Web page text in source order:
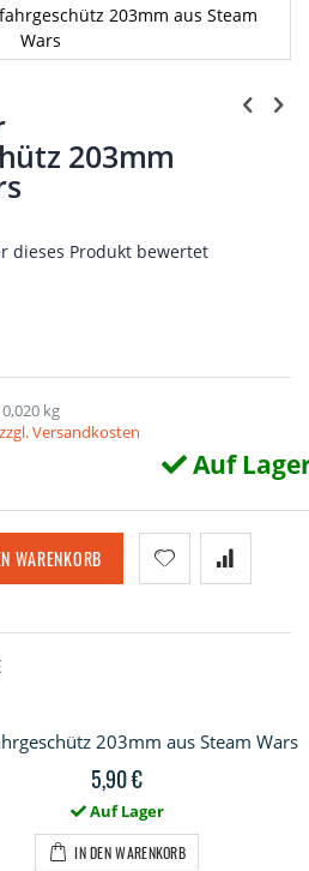
203mm aus Steam
Wars
203mm
dieses Produkt bewertet
kg
zzgl. Versandkosten
Auf
WARENKORB
203mm aus Steam Wars
5,90 €
Auf Lager
IN DEN WARENKORB